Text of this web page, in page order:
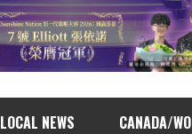
LOCAL NEWS
CANADA/